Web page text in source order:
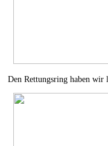
Den Rettungsring haben wir